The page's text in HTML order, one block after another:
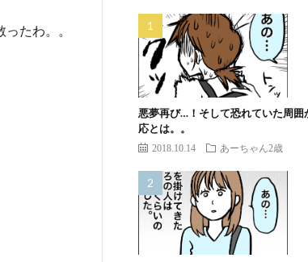
たわ。。
悪夢再び…！そして恐れていた周囲
応とは。。
2018.10.14 あーちゃん2歳